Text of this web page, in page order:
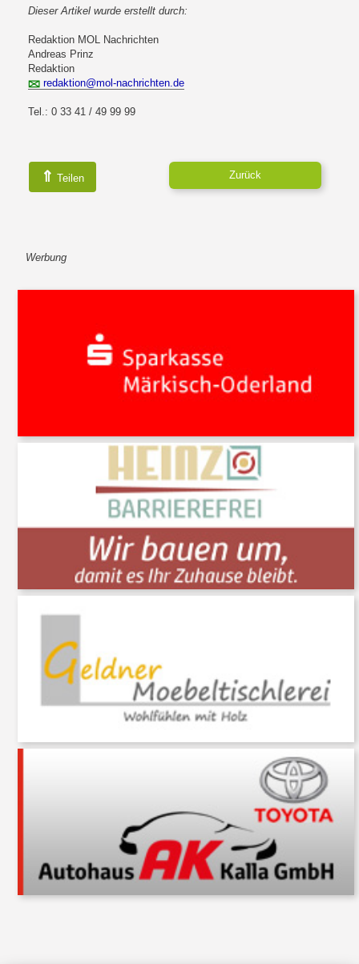
Dieser Artikel wurde erstellt durch:
Redaktion MOL Nachrichten
Andreas Prinz
Redaktion
redaktion@mol-nachrichten.de
Tel.: 0 33 41 / 49 99 99
⇑ Teilen Zurück
Werbung